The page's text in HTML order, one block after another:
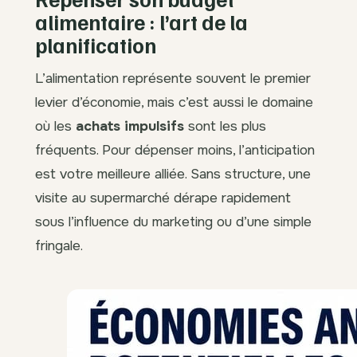
alimentaire : l’art de la
planification
L’alimentation représente souvent le premier
levier d’économie, mais c’est aussi le domaine
où les achats impulsifs sont les plus
fréquents. Pour dépenser moins, l’anticipation
est votre meilleure alliée. Sans structure, une
visite au supermarché dérape rapidement
sous l’influence du marketing ou d’une simple
fringale.